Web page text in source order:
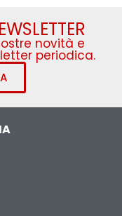
novità e
periodica.